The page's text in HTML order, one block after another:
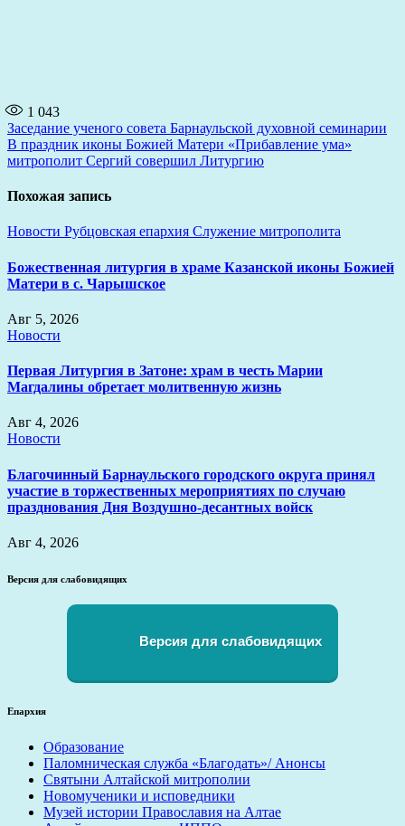
1 043
Навигация
по
Заседание ученого совета Барнаульской духовной семинарии
В праздник иконы Божией Матери «Прибавление ума»
митрополит Сергий совершил Литургию
Похожая запись
Новости Рубцовская епархия Служение митрополита
Божественная литургия в храме Казанской иконы Божией
Матери в с. Чарышское
Авг 5, 2026
Новости
Первая Литургия в Затоне: храм в честь Марии
Магдалины обретает молитвенную жизнь
Авг 4, 2026
Новости
Благочинный Барнаульского городского округа принял
участие в торжественных мероприятиях по случаю
празднования Дня Воздушно-десантных войск
Авг 4, 2026
Версия для слабовидящих
Версия для слабовидящих
Епархия
Образование
Паломническая служба «Благодать»/ Анонсы
Святыни Алтайской митрополии
Новомученики и исповедники
Музей истории Православия на Алтае